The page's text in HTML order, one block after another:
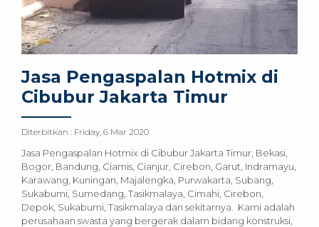
Jasa Pengaspalan Hotmix di
Cibubur Jakarta Timur
Diterbitkan : Friday, 6 Mar 2020
Jasa Pengaspalan Hotmix di Cibubur Jakarta Timur, Bekasi,
Bogor, Bandung, Ciamis, Cianjur, Cirebon, Garut, Indramayu,
Karawang, Kuningan, Majalengka, Purwakarta, Subang,
Sukabumi, Sumedang, Tasikmalaya, Cimahi, Cirebon,
Depok, Sukabumi, Tasikmalaya dan sekitarnya. Kami adalah
perusahaan swasta yang bergerak dalam bidang konstruksi,